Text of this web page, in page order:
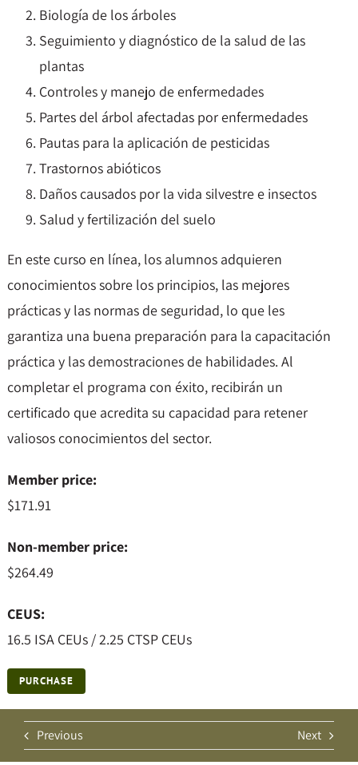
Biología de los árboles
Seguimiento y diagnóstico de la salud de las
plantas
Controles y manejo de enfermedades
Partes del árbol afectadas por enfermedades
Pautas para la aplicación de pesticidas
Trastornos abióticos
Daños causados por la vida silvestre e insectos
Salud y fertilización del suelo
En este curso en línea, los alumnos adquieren
conocimientos sobre los principios, las mejores
prácticas y las normas de seguridad, lo que les
garantiza una buena preparación para la capacitación
práctica y las demostraciones de habilidades. Al
completar el programa con éxito, recibirán un
certificado que acredita su capacidad para retener
valiosos conocimientos del sector.
Member price:
$171.91
Non-member price:
$264.49
CEUS:
16.5 ISA CEUs / 2.25 CTSP CEUs
PURCHASE
Previous Next